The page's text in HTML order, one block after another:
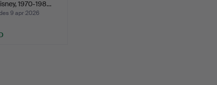
1970-198…
9 apr 2026